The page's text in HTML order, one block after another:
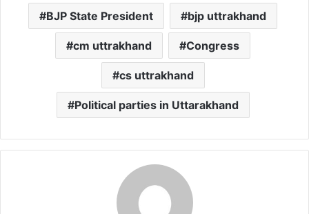
BJP State President bjp uttrakhand
cm uttrakhand Congress
cs uttrakhand
Political parties in Uttarakhand